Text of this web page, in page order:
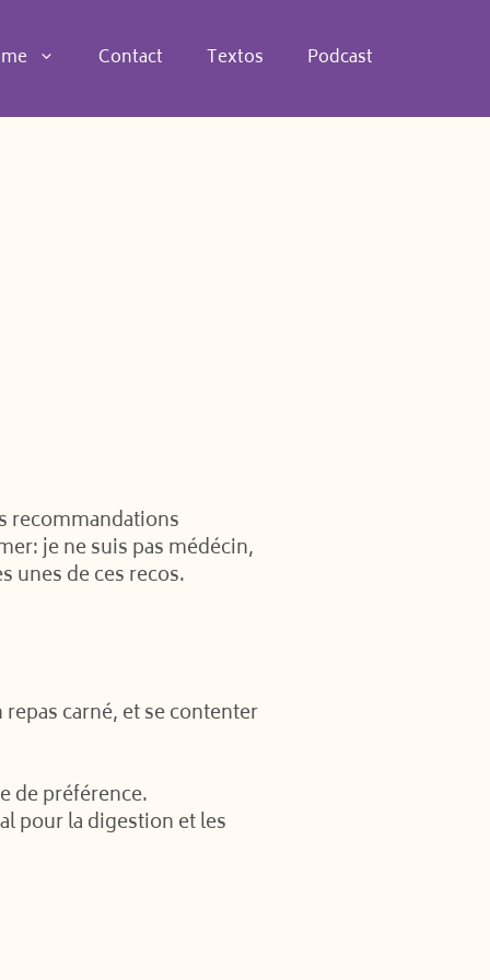
Contact Textos Podcast
recommandations
je ne suis pas médécin,
unes de ces recos.
carné, et se contenter
de préférence.
pour la digestion et les